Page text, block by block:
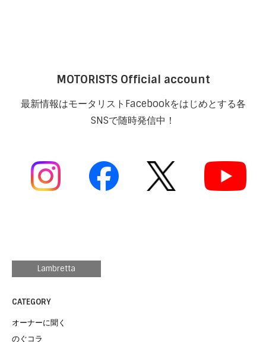
MOTORISTS Official account
最新情報はモータリストFacebookをはじめとする各
SNSで随時発信中！
Lambretta
CATEGORY
オーナーに聞く
のぐコラ